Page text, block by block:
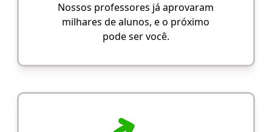
Nossos professores já aprovaram
milhares de alunos, e o próximo
pode ser você.